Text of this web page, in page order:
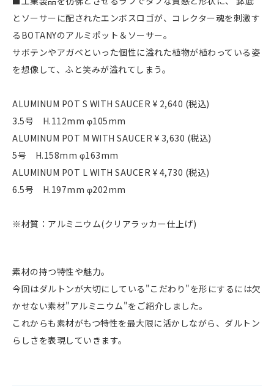
とソーサーに配されたエンボスロゴが、コレクター魂を刺激す
るBOTANYのアルミポット＆ソーサー。
サボテンやアガベといった個性に溢れた植物が植わっている姿
を想像して、ふと笑みが溢れてしまう。
ALUMINUM POT S WITH SAUCER ¥ 2,640 (税込)
3.5号 H.112mm φ105mm
ALUMINUM POT M WITH SAUCER ¥ 3,630 (税込)
5号 H.158mm φ163mm
ALUMINUM POT L WITH SAUCER ¥ 4,730 (税込)
6.5号 H.197mm φ202mm
※材質：アルミニウム(クリアラッカー仕上げ)
素材の持つ特性や魅力。
今回はダルトンが大切にしている"こだわり"を形にするには欠
かせない素材"アルミニウム"をご紹介しました。
これからも素材がもつ特性を最大限に活かしながら、ダルトン
らしさを表現していきます。